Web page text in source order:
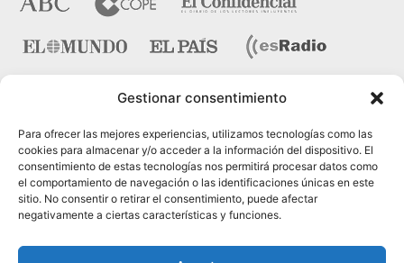
Gestionar consentimiento
Para ofrecer las mejores experiencias, utilizamos tecnologías como las
cookies para almacenar y/o acceder a la información del dispositivo. El
consentimiento de estas tecnologías nos permitirá procesar datos como
el comportamiento de navegación o las identificaciones únicas en este
sitio. No consentir o retirar el consentimiento, puede afectar
negativamente a ciertas características y funciones.
Contacto
Pza. del Marqués de Salamanca nº 10, bajo dcha. 28006
Madrid
Fax.: